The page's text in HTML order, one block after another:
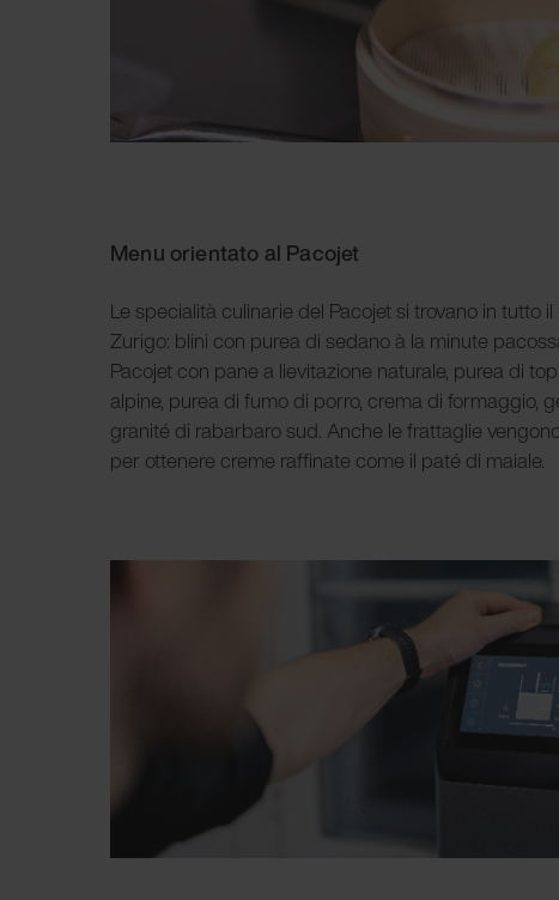
Menu orientato al Pacojet
Le specialità culinarie del Pacojet si trovano in tutto
Zurigo: blini con purea di sedano à la minute
Pacojet con pane a lievitazione naturale, purea di
alpine, purea di fumo di porro, crema di formaggio,
granité di rabarbaro sud. Anche le frattaglie
per ottenere creme raffinate come il paté di maiale.